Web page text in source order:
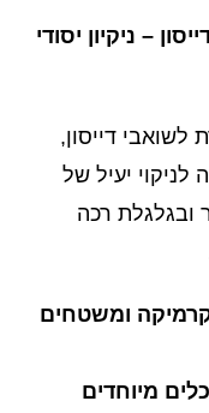
– ניקיון יסודי
דייסון,
יעיל של
ובגלגלת רכה
ומשטחים
מיוחדים